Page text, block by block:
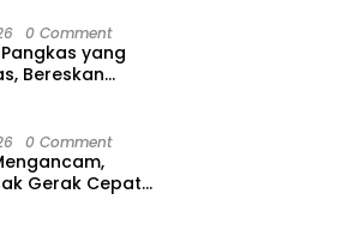
0 Comment
yang
Bereskan
0 Comment
Gerak Cepat